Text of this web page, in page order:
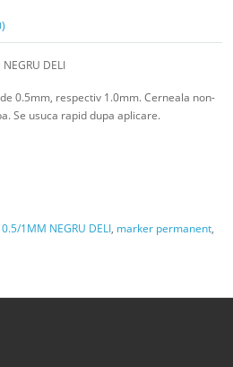
DELI
0.5mm, respectiv 1.0mm. Cerneala non-
Se usuca rapid dupa aplicare.
0.5/1MM NEGRU DELI, marker permanent,